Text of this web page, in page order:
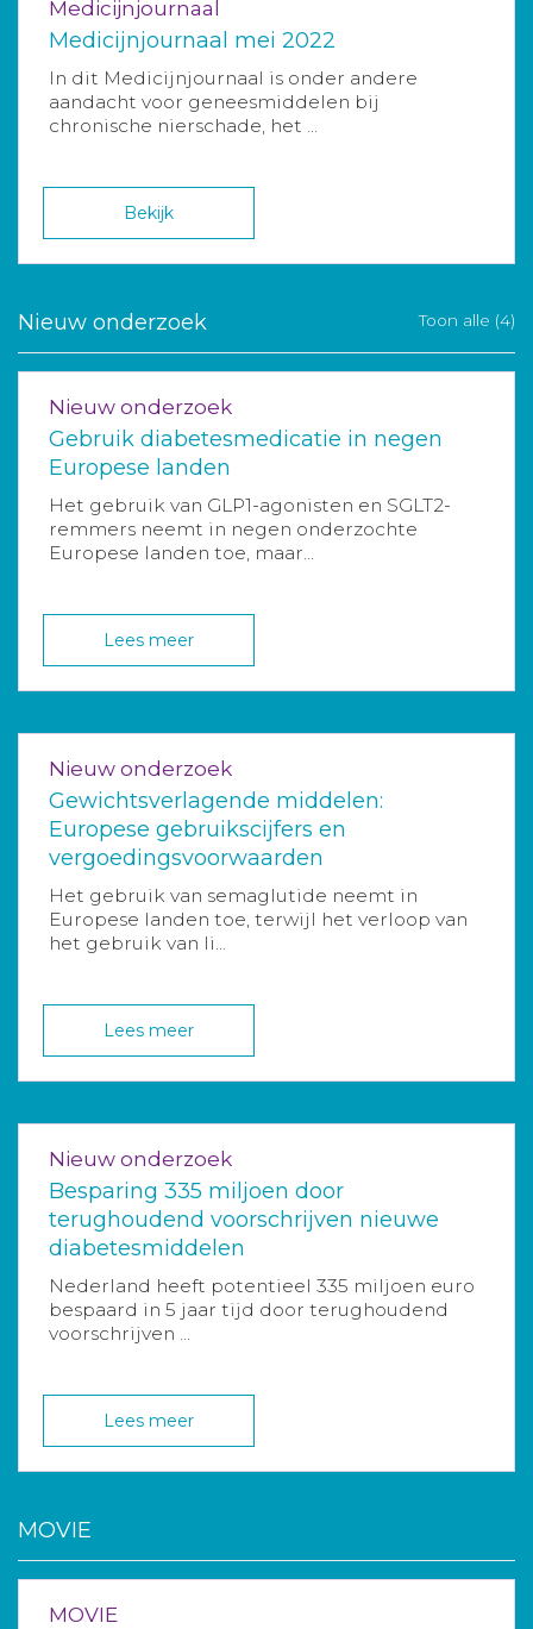
Medicijnjournaal
Medicijnjournaal mei 2022
In dit Medicijnjournaal is onder andere
aandacht voor geneesmiddelen bij
chronische nierschade, het ...
Bekijk
Nieuw onderzoek Toon alle (4)
Nieuw onderzoek
Gebruik diabetesmedicatie in negen
Europese landen
Het gebruik van GLP1-agonisten en SGLT2-
remmers neemt in negen onderzochte
Europese landen toe, maar...
Lees meer
Nieuw onderzoek
Gewichtsverlagende middelen:
Europese gebruikscijfers en
vergoedingsvoorwaarden
Het gebruik van semaglutide neemt in
Europese landen toe, terwijl het verloop van
het gebruik van li...
Lees meer
Nieuw onderzoek
Besparing 335 miljoen door
terughoudend voorschrijven nieuwe
diabetesmiddelen
Nederland heeft potentieel 335 miljoen euro
bespaard in 5 jaar tijd door terughoudend
voorschrijven ...
Lees meer
MOVIE
MOVIE